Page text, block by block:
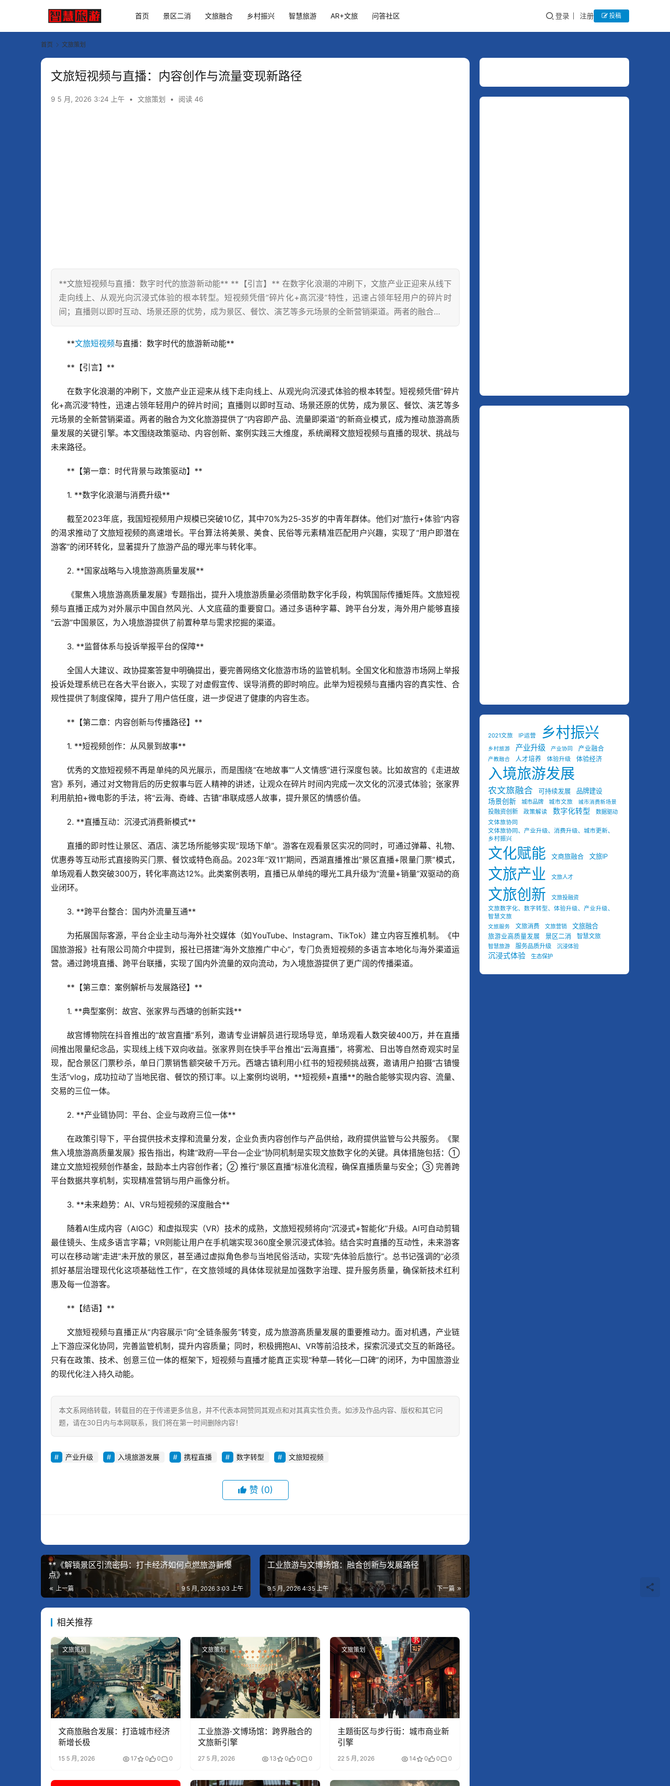
首页 景区二消 文旅融合 乡村振兴 智慧旅游 AR+文旅 问答社区 登录 注册 投稿
首页 文旅策划
文旅短视频与直播：内容创作与流量变现新路径
9 5 月, 2026 3:24 上午 • 文旅策划 • 阅读 46
**文旅短视频与直播：数字时代的旅游新动能** **【引言】** 在数字化浪潮的冲刷下，文旅产业正迎来从线下
走向线上、从观光向沉浸式体验的根本转型。短视频凭借“碎片化+高沉浸”特性，迅速占领年轻用户的碎片时
间；直播则以即时互动、场景还原的优势，成为景区、餐饮、演艺等多元场景的全新营销渠道。两者的融合…
**文旅短视频与直播：数字时代的旅游新动能**
**【引言】**
在数字化浪潮的冲刷下，文旅产业正迎来从线下走向线上、从观光向沉浸式体验的根本转型。短视频凭借“碎片
化+高沉浸”特性，迅速占领年轻用户的碎片时间；直播则以即时互动、场景还原的优势，成为景区、餐饮、演艺等多
元场景的全新营销渠道。两者的融合为文化旅游提供了“内容即产品、流量即渠道”的新商业模式，成为推动旅游高质
量发展的关键引擎。本文围绕政策驱动、内容创新、案例实践三大维度，系统阐释文旅短视频与直播的现状、挑战与
未来路径。
**【第一章：时代背景与政策驱动】**
1. **数字化浪潮与消费升级**
截至2023年底，我国短视频用户规模已突破10亿，其中70%为25‑35岁的中青年群体。他们对“旅行+体验”内容
的渴求推动了文旅短视频的高速增长。平台算法将美景、美食、民俗等元素精准匹配用户兴趣，实现了“用户即潜在
游客”的闭环转化，显著提升了旅游产品的曝光率与转化率。
2. **国家战略与入境旅游高质量发展**
《聚焦入境旅游高质量发展》专题指出，提升入境旅游质量必须借助数字化手段，构筑国际传播矩阵。文旅短视
频与直播正成为对外展示中国自然风光、人文底蕴的重要窗口。通过多语种字幕、跨平台分发，海外用户能够直接
“云游”中国景区，为入境旅游提供了前置种草与需求挖掘的渠道。
3. **监督体系与投诉举报平台的保障**
全国人大建议、政协提案答复中明确提出，要完善网络文化旅游市场的监管机制。全国文化和旅游市场网上举报
投诉处理系统已在各大平台嵌入，实现了对虚假宣传、误导消费的即时响应。此举为短视频与直播内容的真实性、合
规性提供了制度保障，提升了用户信任度，进一步促进了健康的内容生态。
**【第二章：内容创新与传播路径】**
1. **短视频创作：从风景到故事**
优秀的文旅短视频不再是单纯的风光展示，而是围绕“在地故事”“人文情感”进行深度包装。比如故宫的《走进故
宫》系列，通过对文物背后的历史叙事与匠人精神的讲述，让观众在碎片时间内完成一次文化的沉浸式体验；张家界
利用航拍+微电影的手法，将“云海、奇峰、古镇”串联成感人故事，提升景区的情感价值。
2. **直播互动：沉浸式消费新模式**
直播的即时性让景区、酒店、演艺场所能够实现“现场下单”。游客在观看景区实况的同时，可通过弹幕、礼物、
优惠券等互动形式直接购买门票、餐饮或特色商品。2023年“双11”期间，西湖直播推出“景区直播+限量门票”模式，
单场观看人数突破300万，转化率高达12%。此类案例表明，直播已从单纯的曝光工具升级为“流量+销量”双驱动的商
业闭环。
3. **跨平台整合：国内外流量互通**
为拓展国际客源，平台企业主动与海外社交媒体（如YouTube、Instagram、TikTok）建立内容互推机制。《中
国旅游报》社有限公司简介中提到，报社已搭建“海外文旅推广中心”，专门负责短视频的多语言本地化与海外渠道运
营。通过跨境直播、跨平台联播，实现了国内外流量的双向流动，为入境旅游提供了更广阔的传播渠道。
**【第三章：案例解析与发展路径】**
1. **典型案例：故宫、张家界与西塘的创新实践**
故宫博物院在抖音推出的“故宫直播”系列，邀请专业讲解员进行现场导览，单场观看人数突破400万，并在直播
间推出限量纪念品，实现线上线下双向收益。张家界则在快手平台推出“云海直播”，将雾凇、日出等自然奇观实时呈
现，配合景区门票秒杀，单日门票销售额突破千万元。西塘古镇利用小红书的短视频挑战赛，邀请用户拍摄“古镇慢
生活”vlog，成功拉动了当地民宿、餐饮的预订率。以上案例均说明，**短视频+直播**的融合能够实现内容、流量、
交易的三位一体。
2. **产业链协同：平台、企业与政府三位一体**
在政策引导下，平台提供技术支撑和流量分发，企业负责内容创作与产品供给，政府提供监管与公共服务。《聚
焦入境旅游高质量发展》报告指出，构建“政府—平台—企业”协同机制是实现文旅数字化的关键。具体措施包括：①
建立文旅短视频创作基金，鼓励本土内容创作者；② 推行“景区直播”标准化流程，确保直播质量与安全；③ 完善跨
平台数据共享机制，实现精准营销与用户画像分析。
3. **未来趋势：AI、VR与短视频的深度融合**
随着AI生成内容（AIGC）和虚拟现实（VR）技术的成熟，文旅短视频将向“沉浸式+智能化”升级。AI可自动剪辑
最佳镜头、生成多语言字幕；VR则能让用户在手机端实现360度全景沉浸式体验。结合实时直播的互动性，未来游客
可以在移动端“走进”未开放的景区，甚至通过虚拟角色参与当地民俗活动，实现“先体验后旅行”。总书记强调的“必须
抓好基层治理现代化这项基础性工作”，在文旅领域的具体体现就是加强数字治理、提升服务质量，确保新技术红利
惠及每一位游客。
**【结语】**
文旅短视频与直播正从“内容展示”向“全链条服务”转变，成为旅游高质量发展的重要推动力。面对机遇，产业链
上下游应深化协同，完善监管机制，提升内容质量；同时，积极拥抱AI、VR等前沿技术，探索沉浸式交互的新路径。
只有在政策、技术、创意三位一体的框架下，短视频与直播才能真正实现“种草—转化—口碑”的闭环，为中国旅游业
的现代化注入持久动能。
本文系网络转载，转载目的在于传递更多信息，并不代表本网赞同其观点和对其真实性负责。如涉及作品内容、版权和其它问
题，请在30日内与本网联系，我们将在第一时间删除内容！
产业升级 入境旅游发展 携程直播 数字转型 文旅短视频
赞 (0)
**《解锁景区引流密码：打卡经济如何点燃旅游新爆
点》**
上一篇 9 5 月, 2026 3:03 上午
工业旅游与文博场馆：融合创新与发展路径
下一篇
9 5 月, 2026 4:35 上午
相关推荐
文旅策划
文商旅融合发展：打造城市经济
新增长极
15 5 月, 2026 17 0 0 0
文旅策划
工业旅游·文博场馆：跨界融合的
文旅新引擎
27 5 月, 2026 13 0 0 0
文旅策划
主题街区与步行街：城市商业新
引擎
22 5 月, 2026 14 0 0 0
2021文旅 IP运营 乡村振兴
乡村旅游 产业升级 产业协同 产业融合
产教融合 人才培养 体验升级 体验经济
入境旅游发展
农文旅融合 可持续发展 品牌建设
场景创新 城市品牌 城市文旅 城市消费新场景
投融资创新 政策解读 数字化转型
数据驱动
文体旅协同
文体旅协同、产业升级、消费升级、城市更新、
乡村振兴
文化赋能 文商旅融合 文旅IP
文旅产业 文旅人才
文旅创新
文旅投融资
文旅数字化、数字转型、体验升级、产业升级、
智慧文旅
文旅服务 文旅消费 文旅营销 文旅融合
旅游业高质量发展 景区二消 智慧文旅
智慧旅游 服务品质升级 沉浸体验
沉浸式体验 生态保护